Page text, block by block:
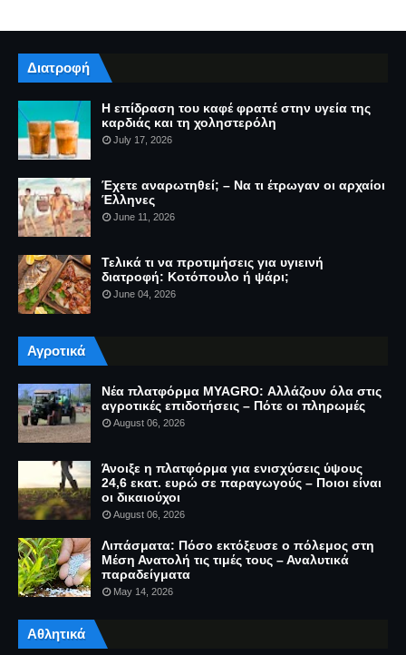
Διατροφή
Η επίδραση του καφέ φραπέ στην υγεία της
καρδιάς και τη χοληστερόλη
July 17, 2026
Έχετε αναρωτηθεί; – Να τι έτρωγαν οι αρχαίοι
Έλληνες
June 11, 2026
Τελικά τι να προτιμήσεις για υγιεινή
διατροφή: Κοτόπουλο ή ψάρι;
June 04, 2026
Αγροτικά
Νέα πλατφόρμα MYAGRO: Αλλάζουν όλα στις
αγροτικές επιδοτήσεις – Πότε οι πληρωμές
August 06, 2026
Άνοιξε η πλατφόρμα για ενισχύσεις ύψους
24,6 εκατ. ευρώ σε παραγωγούς – Ποιοι είναι
οι δικαιούχοι
August 06, 2026
Λιπάσματα: Πόσο εκτόξευσε ο πόλεμος στη
Μέση Ανατολή τις τιμές τους – Αναλυτικά
παραδείγματα
May 14, 2026
Αθλητικά